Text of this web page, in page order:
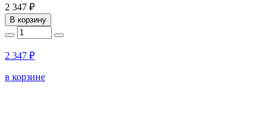
2 347 ₽
В корзину
2 347 ₽
в корзине